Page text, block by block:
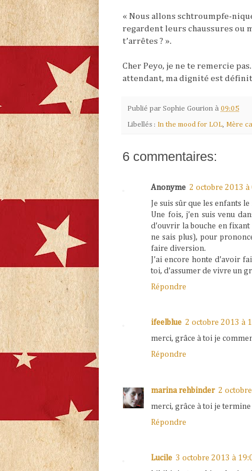
« Nous allons schtroumpfe-
regardent leurs chaussures ou
t’arrêtes ? ».
Cher Peyo, je ne te remercie
attendant, ma dignité est
Publié par Sophie Gourion à 09:05
Libellés : In the mood for LOL, Mère
6 commentaires:
Anonyme 2 octobre 2013 à
Je suis sûr que les enfants
Une fois, j'en suis venu
d'ouvrir la bouche en
ne sais plus), pour
faire diversion.
J'ai encore honte d'avoir
toi, d'assumer de vivre un
Répondre
ifeelblue 2 octobre 2013 à
merci, grâce à toi je
Répondre
marina rehbinder 2
merci, grâce à toi je
Répondre
Lucile 3 octobre 2013 à